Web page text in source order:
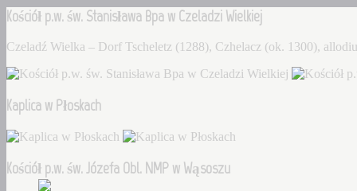
Kościół p.w. św. Stanisława Bpa w Czeladzi Wielkiej
Czeladź Wielka – Dorf Tscheletz (1288), Czhelacz (ok. 1300),
Kaplica w Płoskach
Kościół p.w. św. Józefa Obl. NMP w Wąsoszu